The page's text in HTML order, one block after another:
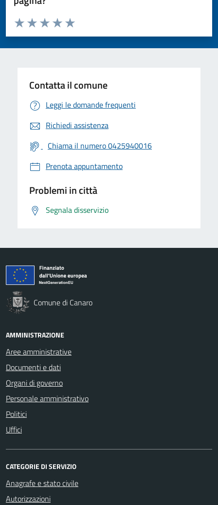
Valuta da 1 a 5 stelle la pagina
Valuta 5 stelle su 5
Valuta 4 stelle su 5
Valuta 3 stelle su 5
Valuta 2 stelle su 5
Valuta 1 stelle su 5
Contatta il comune
Leggi le domande frequenti
Richiedi assistenza
Chiama il numero 0425940016
Prenota appuntamento
Problemi in città
Segnala disservizio
Comune di Canaro
AMMINISTRAZIONE
Aree amministrative
Documenti e dati
Organi di governo
Personale amministrativo
Politici
Uffici
CATEGORIE DI SERVIZIO
Anagrafe e stato civile
Autorizzazioni